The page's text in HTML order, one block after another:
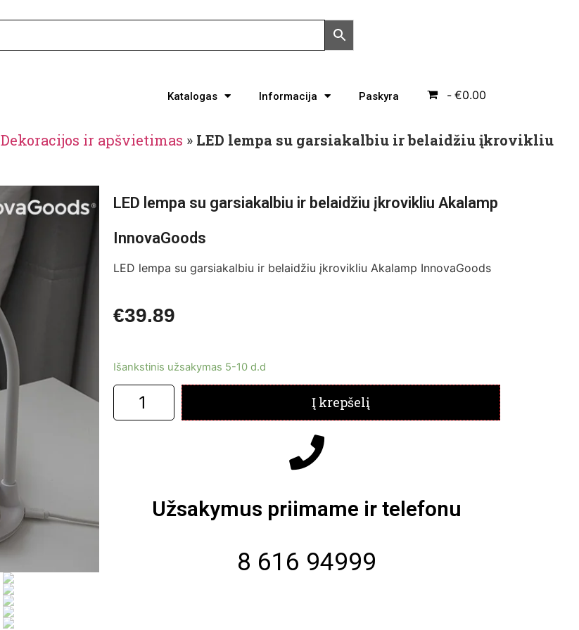
Katalogas Informacija Paskyra €0.00
Dekoracijos ir apšvietimas » LED lempa su garsiakalbiu ir belaidžiu įkrovikliu
LED lempa su garsiakalbiu ir belaidžiu įkrovikliu Akalamp
InnovaGoods
LED lempa su garsiakalbiu ir belaidžiu įkrovikliu Akalamp InnovaGoods
€39.89
Išankstinis užsakymas 5-10 d.d
Į krepšelį
Užsakymus priimame ir telefonu
8 616 94999